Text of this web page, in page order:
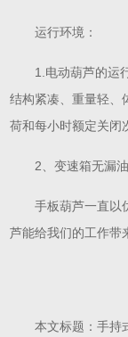
运行环境：
1.电动葫芦的运
结构紧凑、重量轻、
荷和每小时额定关闭
2、变速箱无漏油
手板葫芦一直以
芦能给我们的工作带
本文标题：手持